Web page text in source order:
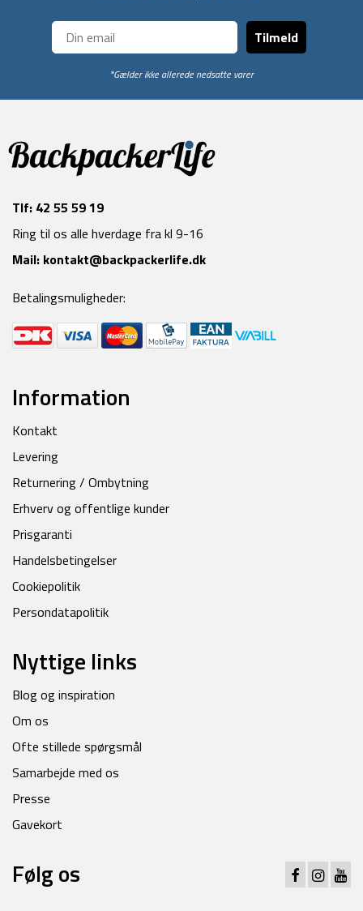
Tilmeld
*Gælder ikke allerede nedsatte varer
Tlf: 42 55 59 19
Ring til os alle hverdage fra kl 9-16
Mail: kontakt@backpackerlife.dk
Betalingsmuligheder:
Information
Kontakt
Levering
Returnering / Ombytning
Erhverv og offentlige kunder
Prisgaranti
Handelsbetingelser
Cookiepolitik
Persondatapolitik
Nyttige links
Blog og inspiration
Om os
Ofte stillede spørgsmål
Samarbejde med os
Presse
Gavekort
Følg os